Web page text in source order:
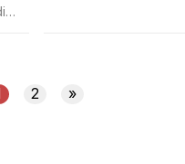
2 »